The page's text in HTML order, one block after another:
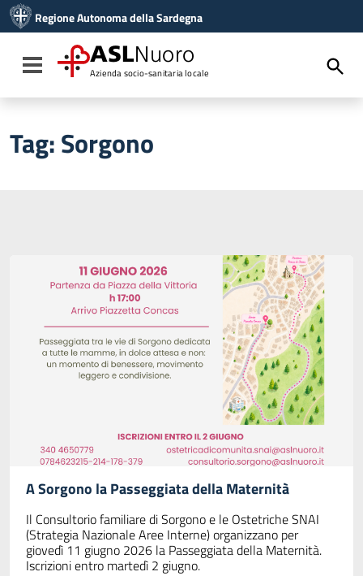
Vai al menu di navigazione
Vai al footer
Regione Autonoma della Sardegna
Toggle navigation
ASLNuoro
Azienda socio-sanitaria locale
Tag:Sorgono
A Sorgono la Passeggiata della Maternità
Il Consultorio familiare di Sorgono e le Ostetriche SNAI
(Strategia Nazionale Aree Interne) organizzano per
giovedì 11 giugno 2026 la Passeggiata della Maternità.
Iscrizioni entro martedì 2 giugno.